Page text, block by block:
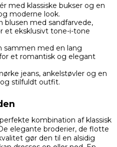
med klassiske bukser og en
moderne look.
blusen med sandfarvede,
et eksklusivt tone-i-tone
sammen med en lang
et romantisk og elegant
jeans, ankelstøvler og en
stilfuldt outfit.
kombination af klassisk
elegante broderier, de flotte
gør den til en alsidig